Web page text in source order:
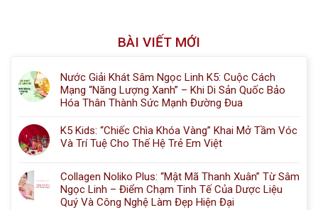
BÀI VIẾT MỚI
Nước Giải Khát Sâm Ngọc Linh K5: Cuộc Cách
Mạng “Năng Lượng Xanh” – Khi Di Sản Quốc Bảo
Hóa Thân Thành Sức Mạnh Đường Đua
K5 Kids: “Chiếc Chìa Khóa Vàng” Khai Mở Tầm Vóc
Và Trí Tuệ Cho Thế Hệ Trẻ Em Việt
Collagen Noliko Plus: “Mật Mã Thanh Xuân” Từ Sâm
Ngọc Linh – Điểm Chạm Tinh Tế Của Dược Liệu
Quý Và Công Nghệ Làm Đẹp Hiện Đại